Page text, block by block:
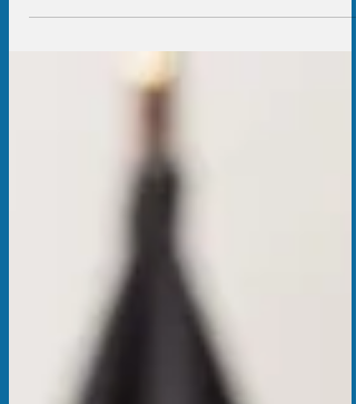
Tour" und Staatskanzlei sucht Social